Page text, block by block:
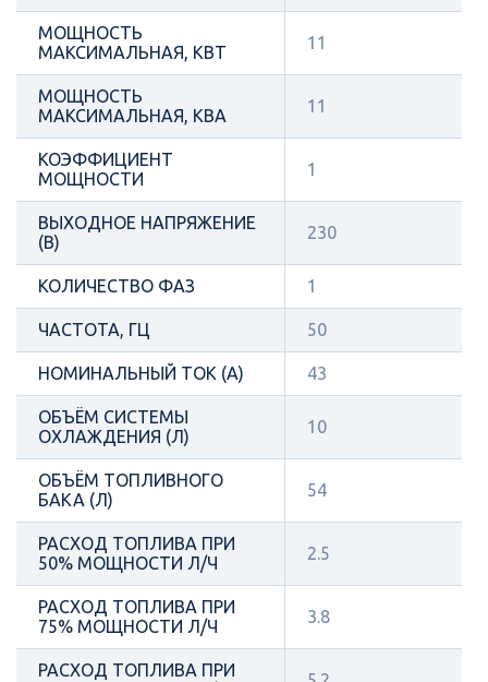
МОЩНОСТЬ
МАКСИМАЛЬНАЯ, КВТ
11
МОЩНОСТЬ
МАКСИМАЛЬНАЯ, КВА
11
КОЭФФИЦИЕНТ
МОЩНОСТИ
1
ВЫХОДНОЕ НАПРЯЖЕНИЕ
(В)
230
КОЛИЧЕСТВО ФАЗ 1
ЧАСТОТА, ГЦ 50
НОМИНАЛЬНЫЙ ТОК (А) 43
ОБЪЁМ СИСТЕМЫ
ОХЛАЖДЕНИЯ (Л)
10
ОБЪЁМ ТОПЛИВНОГО
БАКА (Л)
54
РАСХОД ТОПЛИВА ПРИ
50% МОЩНОСТИ Л/Ч
2.5
РАСХОД ТОПЛИВА ПРИ
75% МОЩНОСТИ Л/Ч
3.8
РАСХОД ТОПЛИВА ПРИ